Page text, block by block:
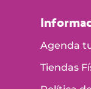
Agenda
Tiendas